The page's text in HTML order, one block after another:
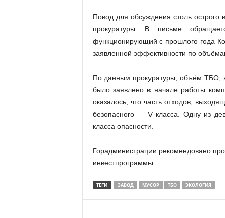
Повод для обсуждения столь
прокуратуры. В письме
функционирующий с прошлого года
заявленной эффективности по
По данным прокуратуры, объём ТБО,
было заявлено в начале работы
оказалось, что часть отходов,
безопасного — V класса. Одну из
класса опасности.
Горадминистрации рекомендовано
инвестпрограммы.
ТЕГИ ЗАВОД МУСОР ТБО ЭКОЛОГИЯ